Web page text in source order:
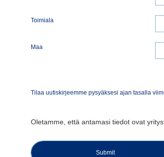
Toimiala
Maa
Tilaa uutiskirjeemme pysyäksesi ajan tasalla
Oletamme, että antamasi tiedot ovat
Submit